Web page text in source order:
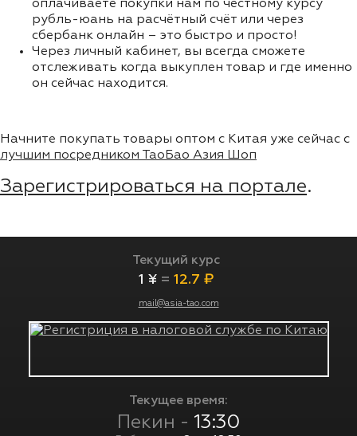
оплачиваете покупки нам по честному курсу
рубль-юань на расчётный счёт или через
сбербанк онлайн – это быстро и просто!
Через личный кабинет, вы всегда сможете
отслеживать когда выкуплен товар и где именно
он сейчас находится.
Начните покупать товары оптом с Китая уже сейчас с
лучшим посредником ТаоБао Азия Шоп
Зарегистрироваться на портале.
Текущий курс
1 ¥ = 12.7 ₽
mail@asia-tao.com
Текущее время:
Пекин - 13:30